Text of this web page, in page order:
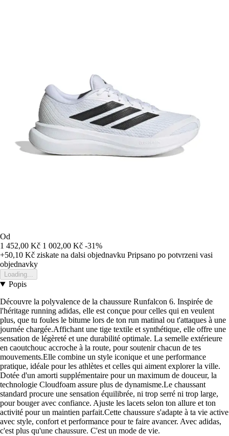
Od
1 452,00 Kč 1 002,00 Kč -31%
+50,10 Kč ziskate na dalsi objednavku Pripsano po potvrzeni vasi
objednavky
Loading...
Popis
Découvre la polyvalence de la chaussure Runfalcon 6. Inspirée de
l'héritage running adidas, elle est conçue pour celles qui en veulent
plus, que tu foules le bitume lors de ton run matinal ou t'attaques à une
journée chargée.Affichant une tige textile et synthétique, elle offre une
sensation de légèreté et une durabilité optimale. La semelle extérieure
en caoutchouc accroche à la route, pour soutenir chacun de tes
mouvements.Elle combine un style iconique et une performance
pratique, idéale pour les athlètes et celles qui aiment explorer la ville.
Dotée d'un amorti supplémentaire pour un maximum de douceur, la
technologie Cloudfoam assure plus de dynamisme.Le chaussant
standard procure une sensation équilibrée, ni trop serré ni trop large,
pour bouger avec confiance. Ajuste les lacets selon ton allure et ton
activité pour un maintien parfait.Cette chaussure s'adapte à ta vie active
avec style, confort et performance pour te faire avancer. Avec adidas,
c'est plus qu'une chaussure. C'est un mode de vie.